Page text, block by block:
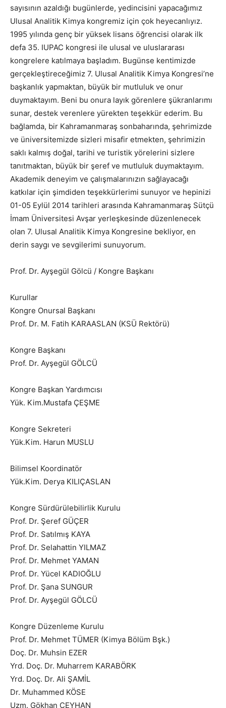
sayısının azaldığı bugünlerde, yedincisini yapacağımız
Ulusal Analitik Kimya kongremiz için çok heyecanlıyız.
1995 yılında genç bir yüksek lisans öğrencisi olarak ilk
defa 35. IUPAC kongresi ile ulusal ve uluslararası
kongrelere katılmaya başladım. Bugünse kentimizde
gerçekleştireceğimiz 7. Ulusal Analitik Kimya Kongresi’ne
başkanlık yapmaktan, büyük bir mutluluk ve onur
duymaktayım. Beni bu onura layık görenlere şükranlarımı
sunar, destek verenlere yürekten teşekkür ederim. Bu
bağlamda, bir Kahramanmaraş sonbaharında, şehrimizde
ve üniversitemizde sizleri misafir etmekten, şehrimizin
saklı kalmış doğal, tarihi ve turistik yörelerini sizlere
tanıtmaktan, büyük bir şeref ve mutluluk duymaktayım.
Akademik deneyim ve çalışmalarınızın sağlayacağı
katkılar için şimdiden teşekkürlerimi sunuyor ve hepinizi
01-05 Eylül 2014 tarihleri arasında Kahramanmaraş Sütçü
İmam Üniversitesi Avşar yerleşkesinde düzenlenecek
olan 7. Ulusal Analitik Kimya Kongresine bekliyor, en
derin saygı ve sevgilerimi sunuyorum.
Prof. Dr. Ayşegül Gölcü / Kongre Başkanı
Kurullar
Kongre Onursal Başkanı
Prof. Dr. M. Fatih KARAASLAN (KSÜ Rektörü)
Kongre Başkanı
Prof. Dr. Ayşegül GÖLCÜ
Kongre Başkan Yardımcısı
Yük. Kim.Mustafa ÇEŞME
Kongre Sekreteri
Yük.Kim. Harun MUSLU
Bilimsel Koordinatör
Yük.Kim. Derya KILIÇASLAN
Kongre Sürdürülebilirlik Kurulu
Prof. Dr. Şeref GÜÇER
Prof. Dr. Satılmış KAYA
Prof. Dr. Selahattin YILMAZ
Prof. Dr. Mehmet YAMAN
Prof. Dr. Yücel KADIOĞLU
Prof. Dr. Şana SUNGUR
Prof. Dr. Ayşegül GÖLCÜ
Kongre Düzenleme Kurulu
Prof. Dr. Mehmet TÜMER (Kimya Bölüm Bşk.)
Doç. Dr. Muhsin EZER
Yrd. Doç. Dr. Muharrem KARABÖRK
Yrd. Doç. Dr. Ali ŞAMİL
Dr. Muhammed KÖSE
Uzm. Gökhan CEYHAN